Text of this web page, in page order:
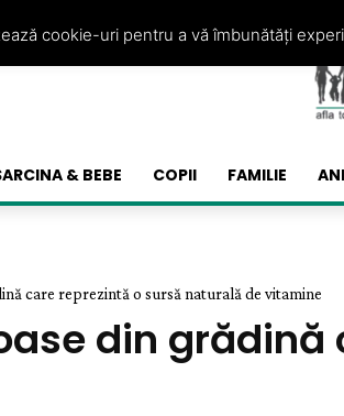
& BEBE COPII FAMILIE
care reprezintă o sursă naturală de vitamine
din
cookie-uri pentru a vă îmbunătăți